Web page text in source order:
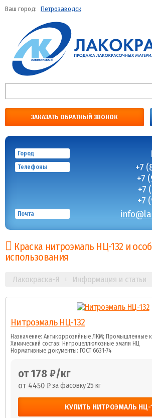
Ваш город: Петрозаводск
ЗАКАЗАТЬ ОБРАТНЫЙ ЗВОНОК
Город
Телефоны
+7
+7
+7
+7
Почта
Краска нитроэмаль НЦ-132 и
использования
Лакокраска-Я Информация и статьи
Нитроэмаль НЦ-132
Назначение: Антикоррозийные ЛКМ; Промышленные
Химический состав: Нитроцеллюлозные эмали НЦ
Нормативные документы: ГОСТ 6631-74
от 178 ₽/кг
от 4450 ₽за фасовку 25 кг
КУПИТЬ НИТРОЭМАЛЬ НЦ-